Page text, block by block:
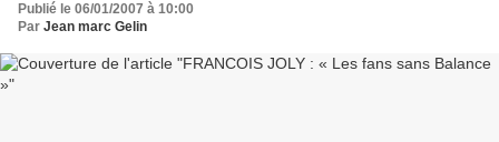
Publié le 06/01/2007 à 10:00
Par Jean marc Gelin